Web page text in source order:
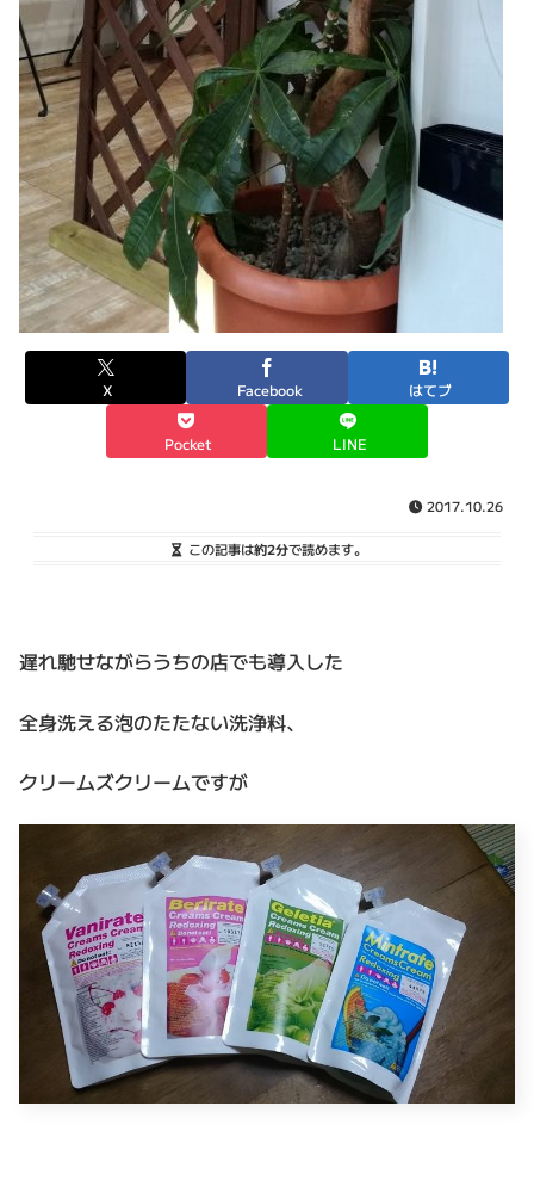
X Facebook はてブ
Pocket LINE
2017.10.26
この記事は約2分で読めます。
遅れ馳せながらうちの店でも導入した
全身洗える泡のたたない洗浄料、
クリームズクリームですが